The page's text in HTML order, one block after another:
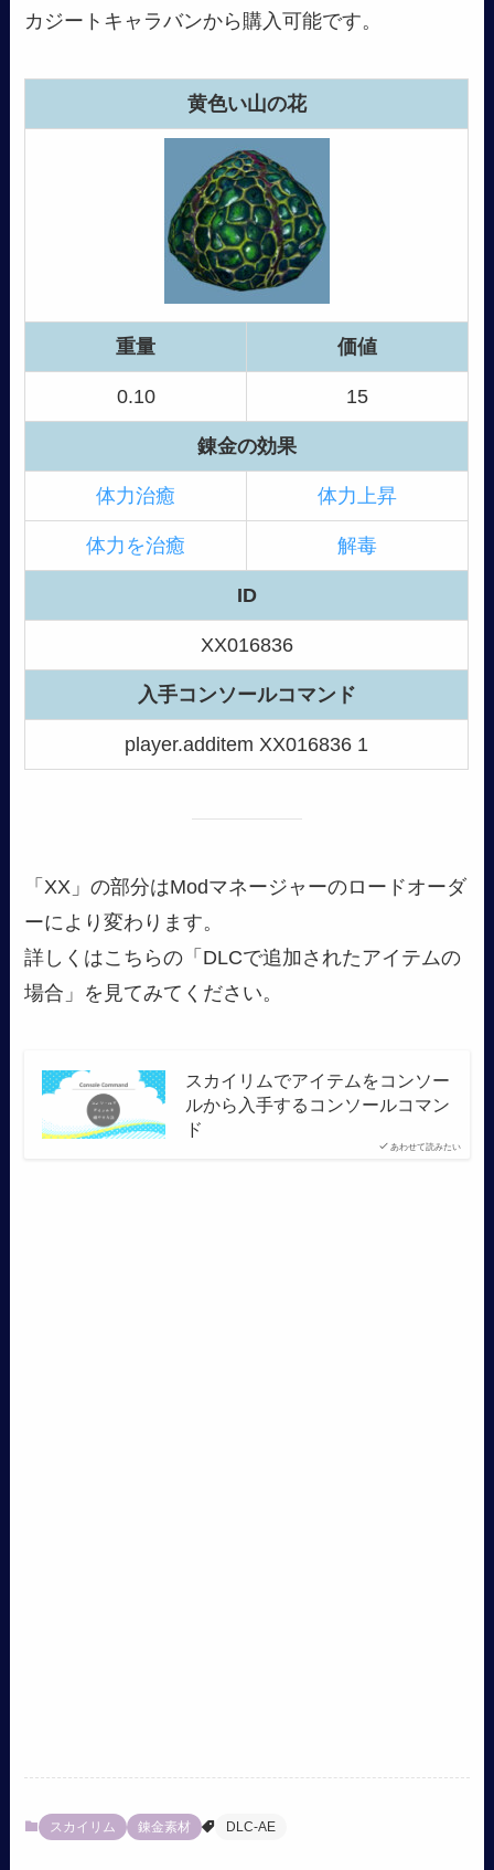
カジートキャラバンから購入可能です。
黄色い山の花
重量 価値
0.10 15
錬金の効果
体力治癒 体力上昇
体力を治癒 解毒
ID
XX016836
入手コンソールコマンド
player.additem XX016836 1
「XX」の部分はModマネージャーのロードオーダ
ーにより変わります。
詳しくはこちらの「DLCで追加されたアイテムの
場合」を見てみてください。
あわせて読みたい
スカイリムでアイテムをコンソー
ルから入手するコンソールコマン
ド
スカイリム 錬金素材 DLC-AE